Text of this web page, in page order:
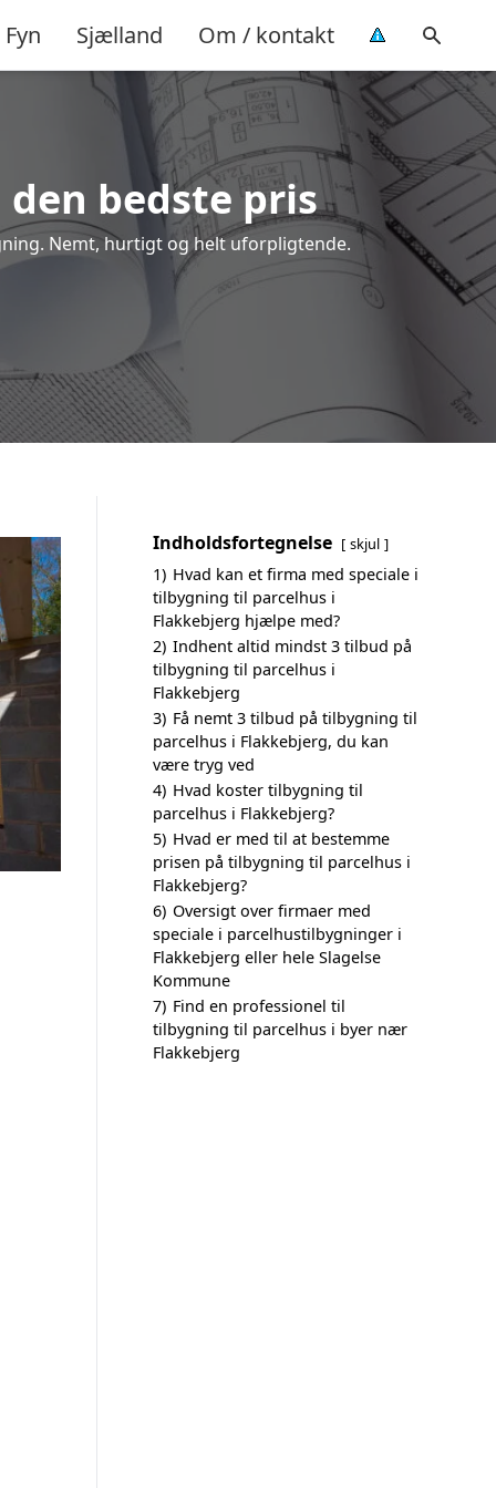
Fyn Sjælland Om / kontakt
bedste pris
Nemt, hurtigt og helt uforpligtende.
Indholdsfortegnelse skjul
1) Hvad kan et firma med speciale i
tilbygning til parcelhus i
Flakkebjerg hjælpe med?
2) Indhent altid mindst 3 tilbud på
tilbygning til parcelhus i
Flakkebjerg
3) Få nemt 3 tilbud på tilbygning til
parcelhus i Flakkebjerg, du kan
være tryg ved
4) Hvad koster tilbygning til
parcelhus i Flakkebjerg?
5) Hvad er med til at bestemme
prisen på tilbygning til parcelhus i
Flakkebjerg?
6) Oversigt over firmaer med
speciale i parcelhustilbygninger i
Flakkebjerg eller hele Slagelse
Kommune
7) Find en professionel til
tilbygning til parcelhus i byer nær
Flakkebjerg